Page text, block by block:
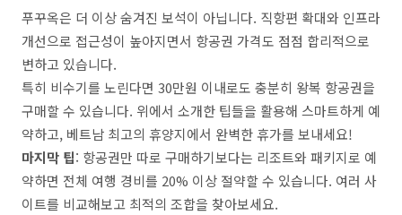
푸꾸옥은 더 이상 숨겨진 보석이 아닙니다. 직항편 확대와 인프라
개선으로 접근성이 높아지면서 항공권 가격도 점점 합리적으로
변하고 있습니다.
특히 비수기를 노린다면 30만원 이내로도 충분히 왕복 항공권을
구매할 수 있습니다. 위에서 소개한 팁들을 활용해 스마트하게 예
약하고, 베트남 최고의 휴양지에서 완벽한 휴가를 보내세요!
마지막 팁: 항공권만 따로 구매하기보다는 리조트와 패키지로 예
약하면 전체 여행 경비를 20% 이상 절약할 수 있습니다. 여러 사
이트를 비교해보고 최적의 조합을 찾아보세요.